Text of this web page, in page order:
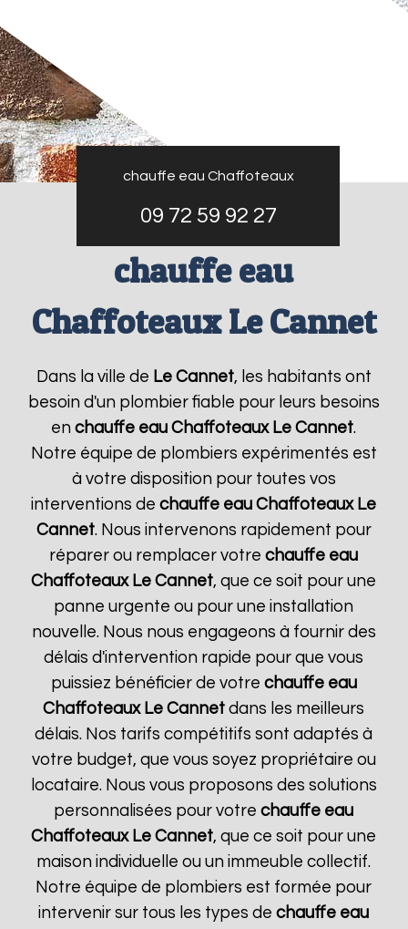
chauffe eau Chaffoteaux
09 72 59 92 27
chauffe eau
Chaffoteaux Le Cannet
Dans la ville de Le Cannet, les habitants ont
besoin d'un plombier fiable pour leurs besoins
enchauffe eau Chaffoteaux Le Cannet.
Notre équipe de plombiers expérimentés est
à votre disposition pour toutes vos
interventions dechauffe eau Chaffoteaux Le
Cannet. Nous intervenons rapidement pour
réparer ou remplacer votrechauffe eau
Chaffoteaux Le Cannet, que ce soit pour une
panne urgente ou pour une installation
nouvelle. Nous nous engageons à fournir des
délais d'intervention rapide pour que vous
puissiez bénéficier de votre chauffe eau
Chaffoteaux Le Cannet dans les meilleurs
délais. Nos tarifs compétitifs sont adaptés à
votre budget, que vous soyez propriétaire ou
locataire. Nous vous proposons des solutions
personnalisées pour votrechauffe eau
Chaffoteaux Le Cannet, que ce soit pour une
maison individuelle ou un immeuble collectif.
Notre équipe de plombiers est formée pour
intervenir sur tous les types dechauffe eau